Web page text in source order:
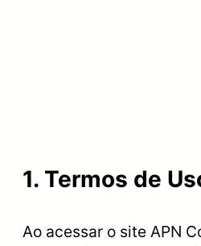
1. Termos de
Ao acessar o site APN